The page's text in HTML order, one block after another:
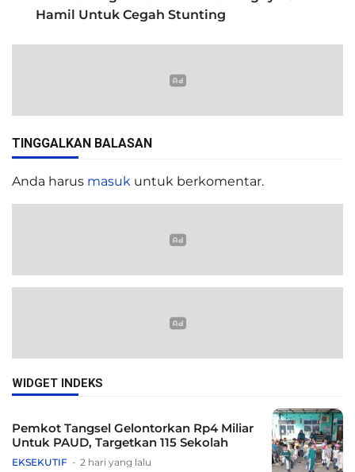
Hamil Untuk Cegah Stunting
TINGGALKAN BALASAN
Anda harus masuk untuk berkomentar.
WIDGET INDEKS
Pemkot Tangsel Gelontorkan Rp4 Miliar
Untuk PAUD, Targetkan 115 Sekolah
EKSEKUTIF 2 hari yang lalu